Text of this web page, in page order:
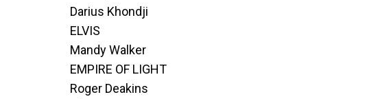
Darius Khondji
ELVIS
Mandy Walker
EMPIRE OF LIGHT
Roger Deakins